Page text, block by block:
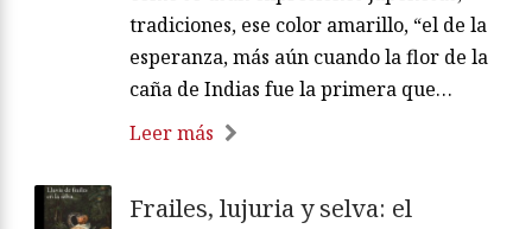
tradiciones, ese color amarillo, “el de la
esperanza, más aún cuando la flor de la
caña de Indias fue la primera que…
Leer más
Frailes, lujuria y selva: el